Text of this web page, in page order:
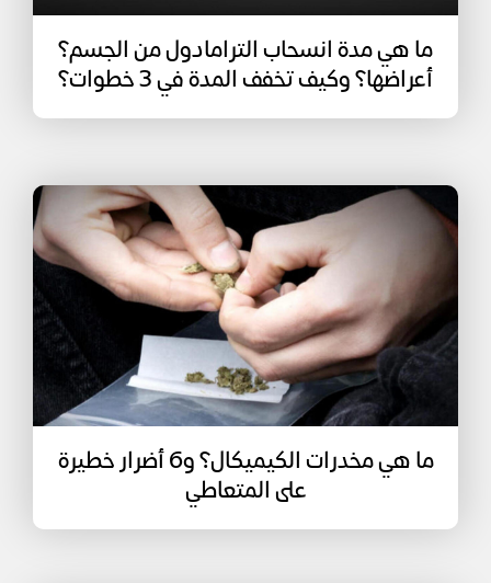
ما هي مدة انسحاب الترامادول من الجسم؟
أعراضها؟ وكيف تخفف المدة في 3 خطوات؟
ما هي مخدرات الكيميكال؟ و6 أضرار خطيرة
على المتعاطي